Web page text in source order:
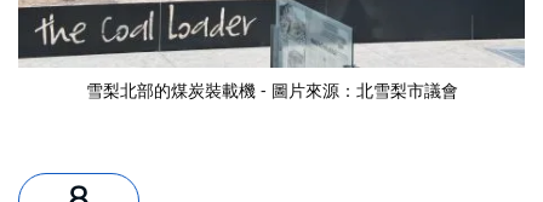
雪梨北部的煤炭裝載機 - 圖片來源：北雪梨市議會